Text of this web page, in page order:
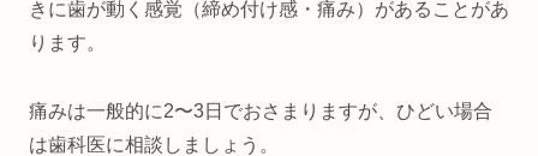
きに歯が動く感覚（締め付け感・痛み）があることがあ
ります。
痛みは一般的に2〜3日でおさまりますが、ひどい場合
は歯科医に相談しましょう。